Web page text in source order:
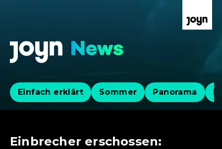
Einfach erklärt Sommer Panorama
Einbrecher erschossen: